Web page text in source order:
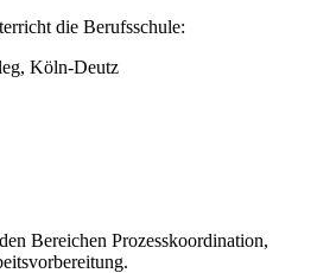
die Berufsschule:
Köln-Deutz
Bereichen Prozesskoordination,